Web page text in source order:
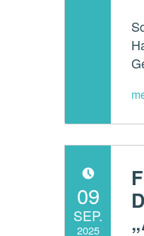
POSTED ON:
09
SEP.
2025